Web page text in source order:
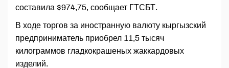
составила $974,75, сообщает ГТСБТ.
В ходе торгов за иностранную валюту кыргызский
предприниматель приобрел 11,5 тысяч
килограммов гладкокрашеных жаккардовых
изделий.